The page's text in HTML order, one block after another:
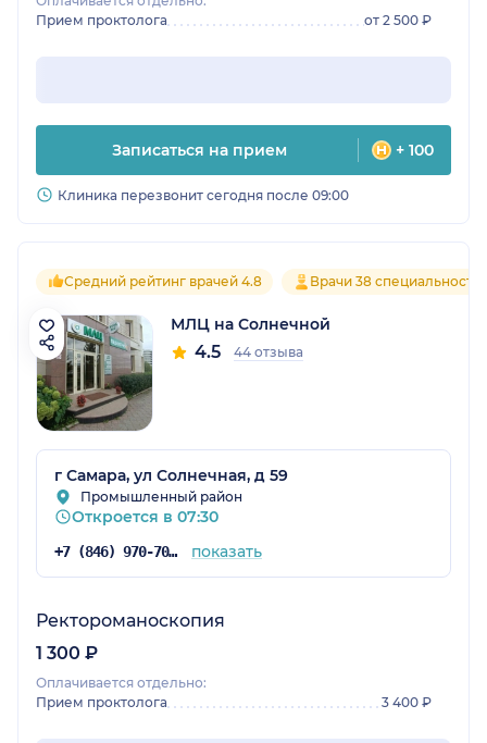
Прием проктолога
от 2 500 ₽
Записаться на прием + 100
Клиника перезвонит сегодня после 09:00
Средний рейтинг врачей 4.8 Врачи 38
МЛЦ на Солнечной
4.5 44 отзыва
г Самара, ул Солнечная, д 59
Промышленный район
Откроется в 07:30
+7 (846) 970-70-83 показать
Ректороманоскопия
1 300 ₽
Оплачивается отдельно:
Прием проктолога
3 400 ₽